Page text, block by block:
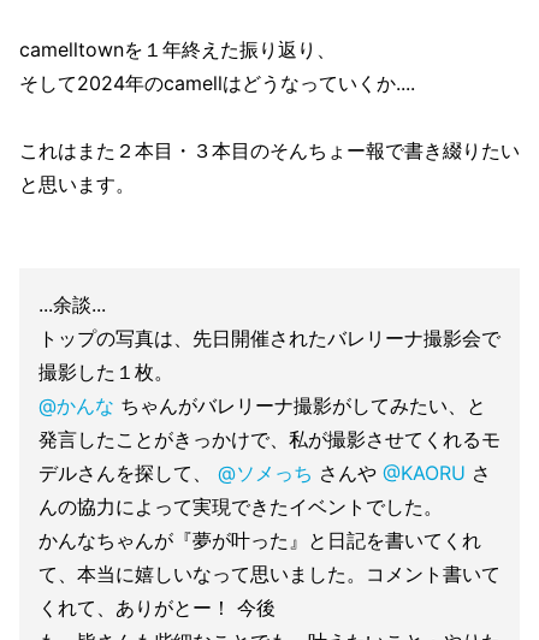
camelltownを１年終えた振り返り、
そして2024年のcamellはどうなっていくか....
これはまた２本目・３本目のそんちょー報で書き綴りたい
と思います。
...余談...
トップの写真は、先日開催されたバレリーナ撮影会で
撮影した１枚。
@かんな ちゃんがバレリーナ撮影がしてみたい、と
発言したことがきっかけで、私が撮影させてくれるモ
デルさんを探して、 @ソメっち さんや @KAORU さ
んの協力によって実現できたイベントでした。
かんなちゃんが『夢が叶った』と日記を書いてくれ
て、本当に嬉しいなって思いました。コメント書いて
くれて、ありがとー！ 今後